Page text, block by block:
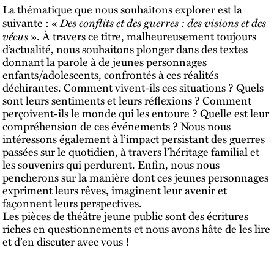
La thématique que nous souhaitons explorer est la
suivante : «Des conflits et des guerres : des visions et des
vécus». À travers ce titre, malheureusement toujours
d’actualité, nous souhaitons plonger dans des textes
donnant la parole à de jeunes personnages
enfants/adolescents, confrontés à ces réalités
déchirantes. Comment vivent-ils ces situations ? Quels
sont leurs sentiments et leurs réflexions ? Comment
perçoivent-ils le monde qui les entoure ? Quelle est leur
compréhension de ces événements ? Nous nous
intéressons également à l’impact persistant des guerres
passées sur le quotidien, à travers l’héritage familial et
les souvenirs qui perdurent. Enfin, nous nous
pencherons sur la manière dont ces jeunes personnages
expriment leurs rêves, imaginent leur avenir et
façonnent leurs perspectives.
Les pièces de théâtre jeune public sont des écritures
riches en questionnements et nous avons hâte de les lire
et d’en discuter avec vous !